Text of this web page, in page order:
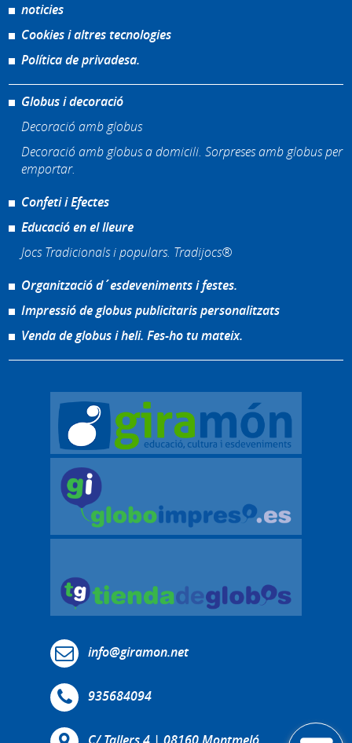
noticies
Cookies i altres tecnologies
Política de privadesa.
Globus i decoració
Decoració amb globus
Decoració amb globus a domicili. Sorpreses amb globus per
emportar.
Confeti i Efectes
Educació en el lleure
Jocs Tradicionals i populars. Tradijocs®
Organització d´esdeveniments i festes.
Impressió de globus publicitaris personalitzats
Venda de globus i heli. Fes-ho tu mateix.
info@giramon.net
935684094